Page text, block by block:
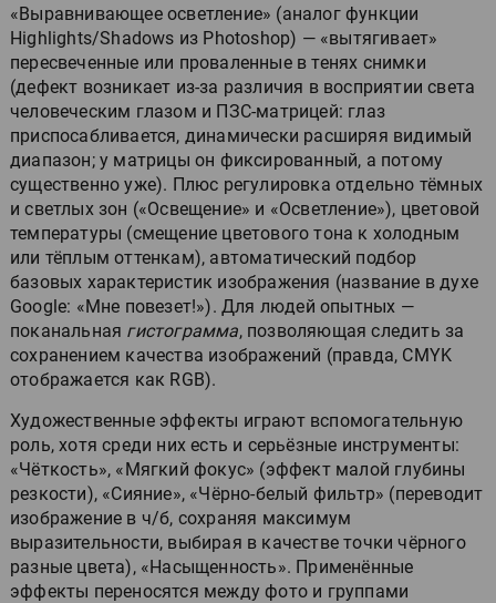
«Выравнивающее осветление» (аналог функции
Highlights/Shadows из Photoshop) — «вытягивает»
пересвеченные или проваленные в тенях снимки
(дефект возникает из-за различия в восприятии света
человеческим глазом и ПЗС-матрицей: глаз
приспосабливается, динамически расширяя видимый
диапазон; у матрицы он фиксированный, а потому
существенно уже). Плюс регулировка отдельно тёмных
и светлых зон («Освещение» и «Осветление»), цветовой
температуры (смещение цветового тона к холодным
или тёплым оттенкам), автоматический подбор
базовых характеристик изображения (название в духе
Google: «Мне повезет!»). Для людей опытных —
поканальная гистограмма, позволяющая следить за
сохранением качества изображений (правда, CMYK
отображается как RGB).
Художественные эффекты играют вспомогательную
роль, хотя среди них есть и серьёзные инструменты:
«Чёткость», «Мягкий фокус» (эффект малой глубины
резкости), «Сияние», «Чёрно-белый фильтр» (переводит
изображение в ч/б, сохраняя максимум
выразительности, выбирая в качестве точки чёрного
разные цвета), «Насыщенность». Применённые
эффекты переносятся между фото и группами